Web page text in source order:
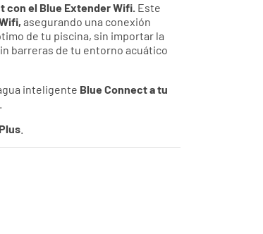
con el Blue Extender Wifi. Este
asegurando una conexión
de tu piscina, sin importar la
barreras de tu entorno acuático
inteligente Blue Connect a tu
.